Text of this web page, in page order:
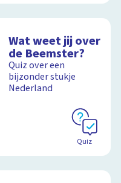
Wat weet jij over
de Beemster?
Quiz over een
bijzonder stukje
Nederland
Quiz